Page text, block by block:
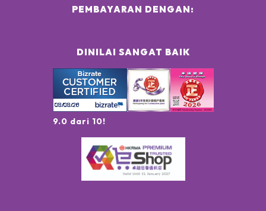
DINILAI SANGAT BAIK
9.0 dari 10!
PEMBAYARAN DENGAN: